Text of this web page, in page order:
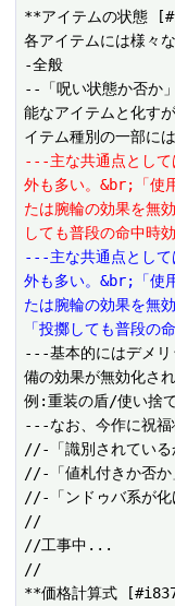
**アイテムの状態
各アイテムには様々
-全般
--「呪い状態か否か
能なアイテムと化す
---主な共通点として
外も多い。&br;「使
たは腕輪の効果を無
しても普段の命中時
---主な共通点として
外も多い。&br;「使
たは腕輪の効果を無
「投擲しても普段の
---基本的にはデメリ
備の効果が無効化さ
例:重装の盾/使い捨
---なお、今作に祝福
//-「識別されている
//-「値札付きか否か
//-「ンドゥバ系が化
//
//工事中...
//
**価格計算式